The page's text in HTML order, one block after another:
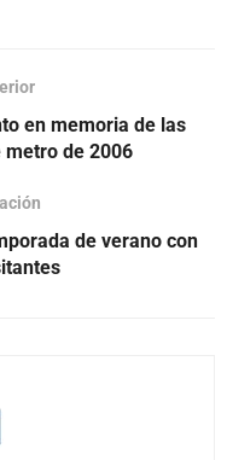
en memoria de las
de 2006
de verano con